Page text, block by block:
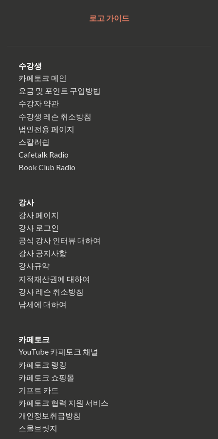
로고 가이드
수강생
카페토크 메인
요금 및 포인트 구입방법
수강자 약관
수강생 레슨 취소방침
법인전용 페이지
스칼러쉽
Cafetalk Radio
Book Club Radio
강사
강사 페이지
강사 로그인
공식 강사 인터뷰 대하여
강사 공지사항
강사규약
지적재산권에 대하여
강사 레슨 취소방침
납세에 대하여
카페토크
YouTube 카페토크 채널
카페토크 랭킹
카페토크 쇼핑몰
기프트 카드
카페토크 협력 지원 서비스
개인정보취급방침
스몰브릿지